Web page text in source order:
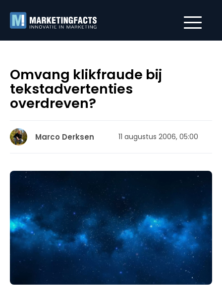
Omvang klikfraude bij
tekstadvertenties
overdreven?
Marco Derksen 11 augustus 2006, 05:00